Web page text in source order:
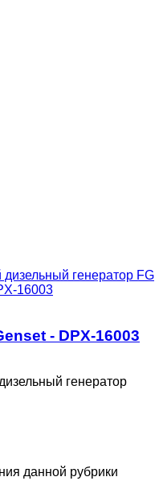
генератор FG
16003
- DPX-16003
генератор
данной рубрики